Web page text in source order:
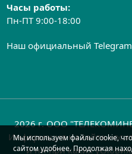
Часы работы:
Пн-ПТ 9:00-18:00
Наш официальный
2026 г. ООО
Информация на сайте
и ни при каких
Мы используем файлы cookie,
сайтом удобнее. Продолжая